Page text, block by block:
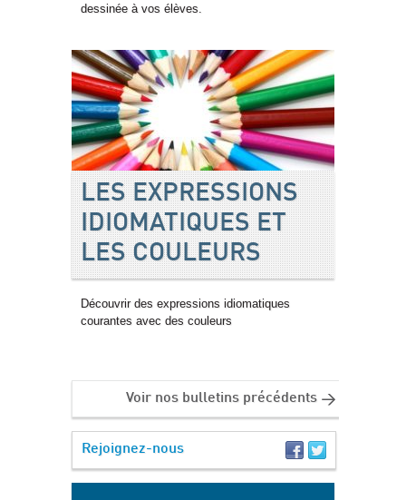
dessinée à vos élèves.
LES EXPRESSIONS
IDIOMATIQUES ET
LES COULEURS
Découvrir des expressions idiomatiques
courantes avec des couleurs
Voir nos bulletins précédents
Rejoignez-nous